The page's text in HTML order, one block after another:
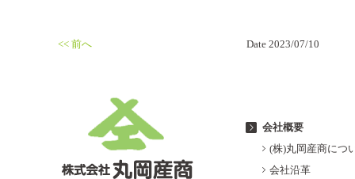
<< 前へ Date 2023/07/10
会社概要
(株)丸岡産商につ
会社沿革